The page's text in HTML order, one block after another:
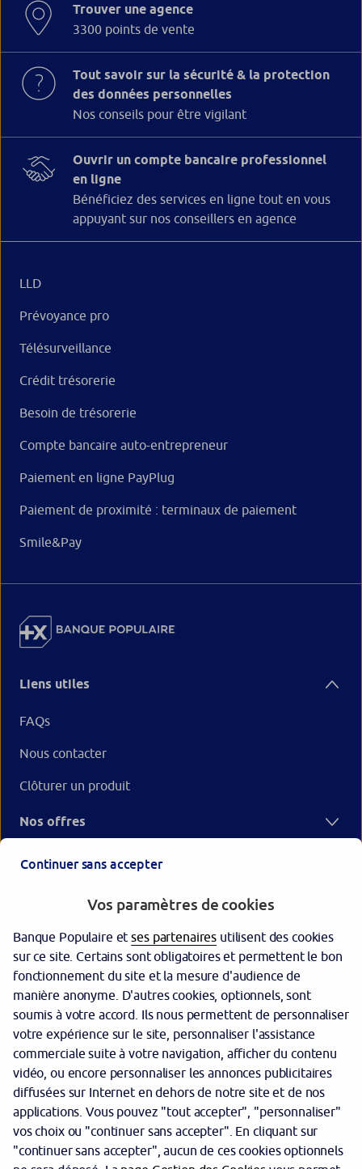
Trouver une agence
3300 points de vente
Tout savoir sur la sécurité & la protection
des données personnelles
Nos conseils pour être vigilant
Ouvrir un compte bancaire professionnel
en ligne
Bénéficiez des services en ligne tout en vous
appuyant sur nos conseillers en agence
LLD
Prévoyance pro
Télésurveillance
Crédit trésorerie
Besoin de trésorerie
Compte bancaire auto-entrepreneur
Paiement en ligne PayPlug
Paiement de proximité : terminaux de paiement
Smile&Pay
Liens utiles
FAQs
Nous contacter
Clôturer un produit
Nos offres
Garantie des dépôts
Protection des données personnelles
Politique cookies
Sécurité
Tarifs
Mentions légales
Continuer sans accepter
Vos paramètres de cookies
Banque Populaire etses partenaires utilisent des cookies
sur ce site. Certains sont obligatoires et permettent le bon
fonctionnement du site et la mesure d'audience de
manière anonyme. D'autres cookies, optionnels, sont
soumis à votre accord. Ils nous permettent de personnaliser
votre expérience sur le site, personnaliser l'assistance
commerciale suite à votre navigation, afficher du contenu
vidéo, ou encore personnaliser les annonces publicitaires
diffusées sur Internet en dehors de notre site et de nos
applications. Vous pouvez "tout accepter", "personnaliser"
vos choix ou "continuer sans accepter". En cliquant sur
"continuer sans accepter", aucun de ces cookies optionnels